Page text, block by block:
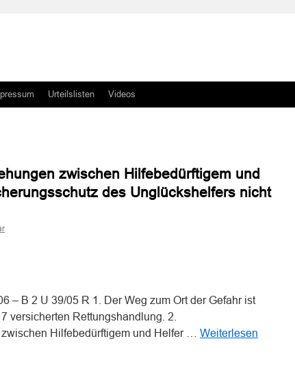
Urteilslisten Videos
zwischen Hilfebedürftigem und
des Unglückshelfers nicht
– B 2 U 39/05 R 1. Der Weg zum Ort der Gefahr ist
versicherten Rettungshandlung. 2.
Hilfebedürftigem und Helfer … Weiterlesen